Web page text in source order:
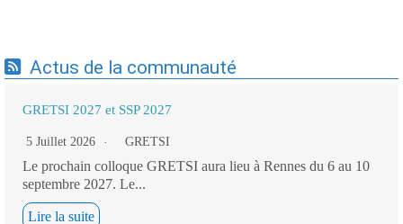
Actus de la communauté
GRETSI 2027 et SSP 2027
5 Juillet 2026 GRETSI
Le prochain colloque GRETSI aura lieu à Rennes du 6 au 10
septembre 2027. Le...
Lire la suite